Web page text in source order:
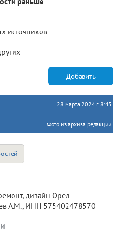
источников
Добавить
28 марта 2024 г. 8:45
Фото из архива редакции
А.М., ИНН 575402478570